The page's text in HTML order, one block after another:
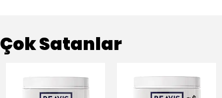
Çok Satanlar